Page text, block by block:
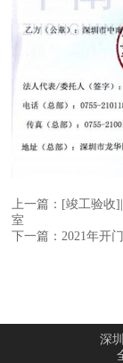
上一篇：[竣工验
室
下一篇：2021年开
深